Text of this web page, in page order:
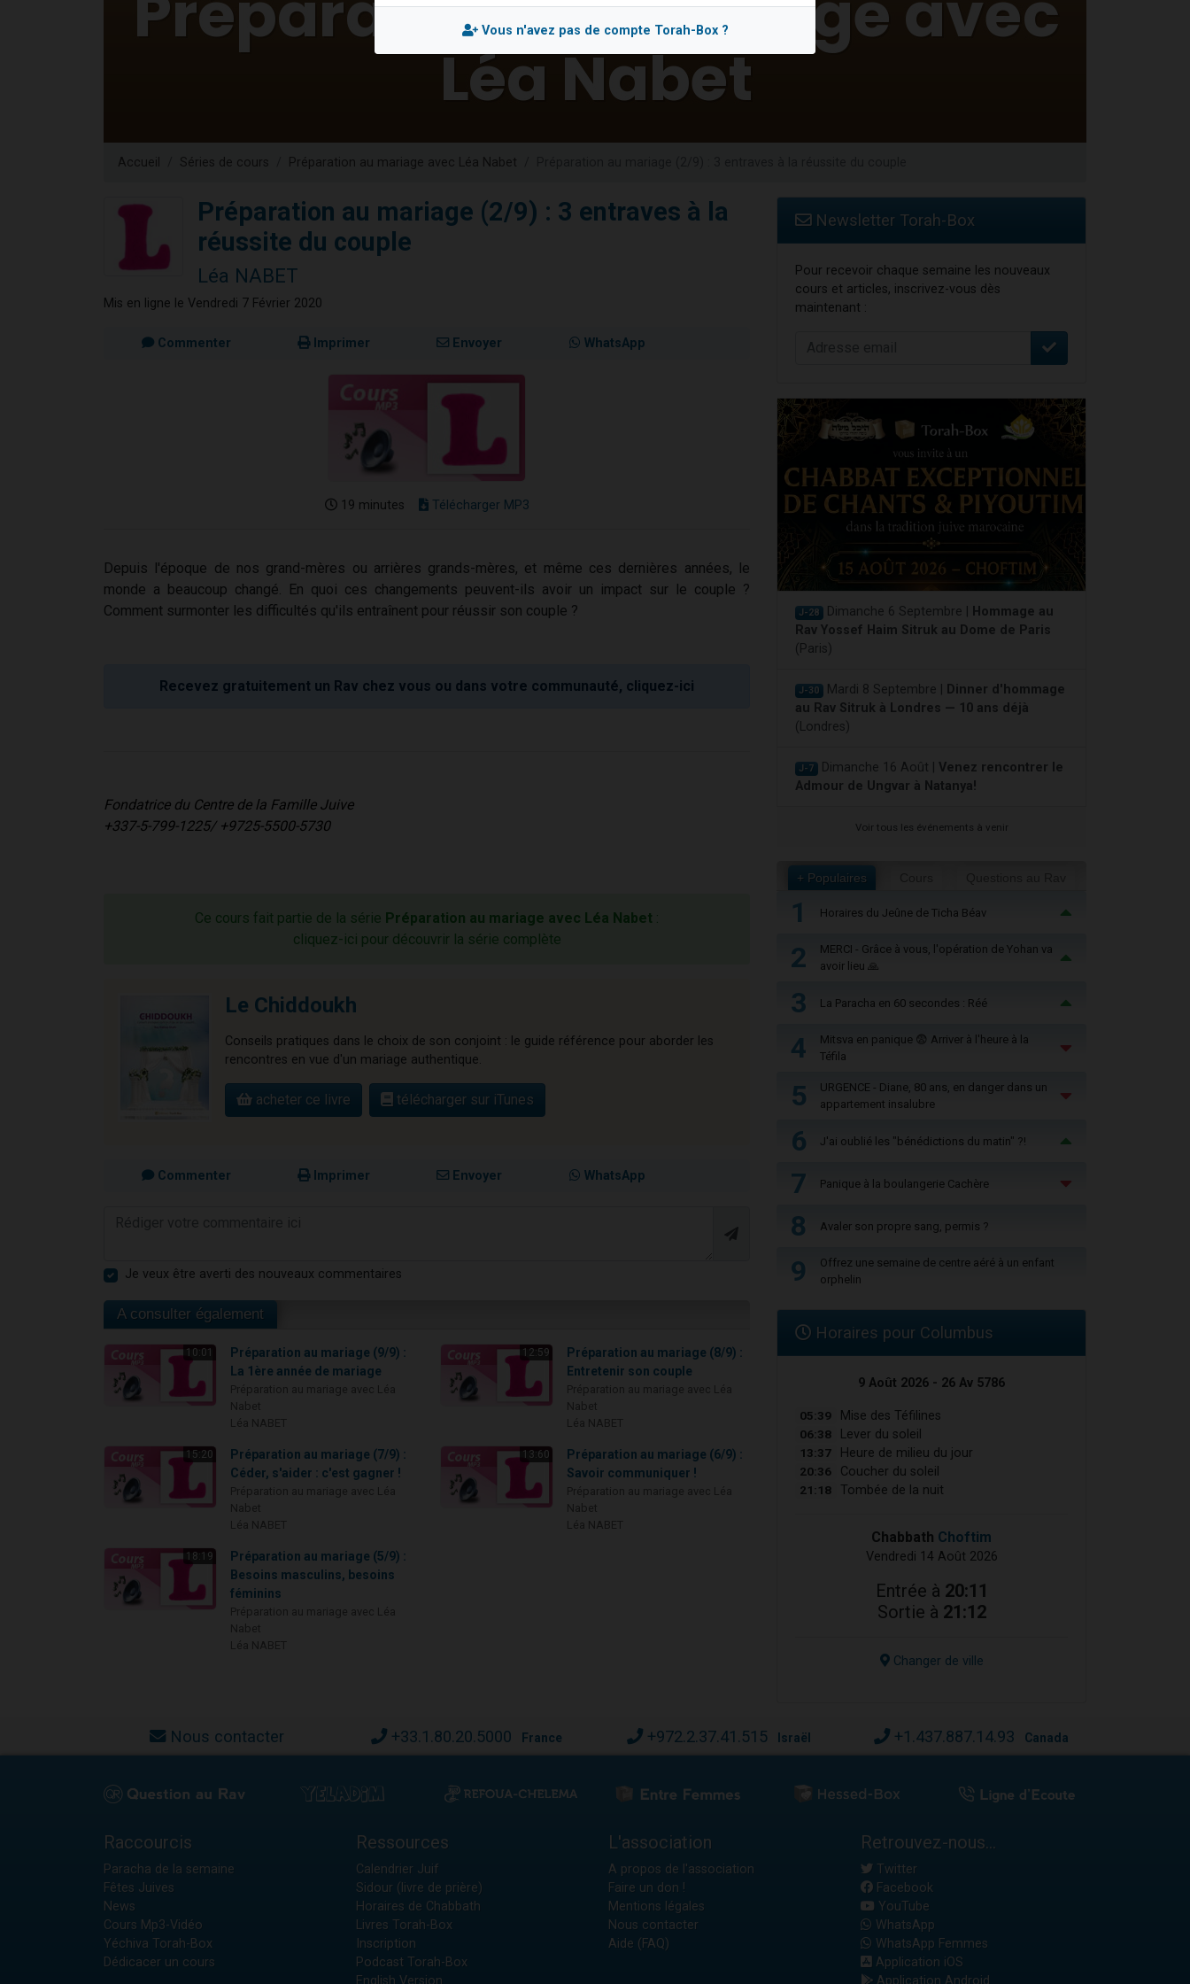
17 personnes viennent de demander une bénédiction
Il reste 49 places pour étudier en groupe sur Zoom
Eva vient de donner son Maasser
Accueil Séries de cours Préparation au mariage avec Léa Nabet
Préparation au mariage (2/9) : 3 entraves à la
réussite du couple
Léa NABET
Mis en ligne le Vendredi 7 Février 2020
Commenter Imprimer Envoyer WhatsApp
19 minutes Télécharger MP3
Depuis l'époque de nos grand-mères ou arrières grands-mères, et même ces dernières années, le
monde a beaucoup changé. En quoi ces changements peuvent-ils avoir un impact sur le couple ?
Comment surmonter les difficultés qu'ils entraînent pour réussir son couple ?
Recevez gratuitement un Rav chez vous ou dans votre communauté, cliquez-ici
Fondatrice du Centre de la Famille Juive
+337-5-799-1225/ +9725-5500-5730
Ce cours fait partie de la série Préparation au mariage avec Léa Nabet :
cliquez-ici pour découvrir la série complète
Le Chiddoukh
Conseils pratiques dans le choix de son conjoint : le guide référence pour aborder les
rencontres en vue d'un mariage authentique.
acheter ce livre télécharger sur iTunes
Commenter Imprimer Envoyer WhatsApp
Je veux être averti des nouveaux commentaires
A consulter également
10:01
Préparation au mariage (9/9) :
La 1ère année de mariage
12:59
Préparation au mariage (8/9) :
Entretenir son couple
15:20
Préparation au mariage (7/9) :
Céder, s'aider : c'est gagner !
13:60
Préparation au mariage (6/9) :
Savoir communiquer !
18:19
Préparation au mariage (5/9) :
Besoins masculins, besoins
féminins
Newsletter Torah-Box
Pour recevoir chaque semaine les nouveaux
cours et articles, inscrivez-vous dès
maintenant :
J-28 Dimanche 6 Septembre |
Hommage au
Rav Yossef Haim Sitruk au Dome de Paris
(Paris)
J-30 Mardi 8 Septembre |
Dinner d'hommage
au Rav Sitruk à Londres — 10 ans déjà
(Londres)
J-7 Dimanche 16 Août | Venez rencontrer le
Admour de Ungvar à Natanya!
Voir tous les événements à venir
+ Populaires
1 Horaires du Jeûne de Ticha Béav
2
MERCI - Grâce à vous, l'opération de Yohan va
avoir lieu 🙏
3 La Paracha en 60 secondes : Réé
4
Mitsva en panique 😨 Arriver à l'heure à la
Téfila
5
URGENCE - Diane, 80 ans, en danger dans un
appartement insalubre
6 J'ai oublié les "bénédictions du matin" ?!
7 Panique à la boulangerie Cachère
8 Avaler son propre sang, permis ?
9
Offrez une semaine de centre aéré à un enfant
orphelin
Horaires pour Columbus
9 Août 2026 - 26 Av 5786
05:39 Mise des Téfilines
06:38 Lever du soleil
13:37 Heure de milieu du jour
20:36 Coucher du soleil
21:18 Tombée de la nuit
Chabbath Choftim
Vendredi 14 Août 2026
Entrée à 20:11
Sortie à 21:12
Changer de ville
Nous contacter +33.1.80.20.5000 France +972.2.37.41.515 Israël +1.437.887.14.93 Canada
Raccourcis
Paracha de la semaine
Fêtes Juives
News
Cours Mp3-Vidéo
Yéchiva Torah-Box
Dédicacer un cours
Ressources
Calendrier Juif
Sidour (livre de prière)
Horaires de Chabbath
Livres Torah-Box
Inscription
Podcast Torah-Box
English Version
L'association
A propos de l'association
Faire un don !
Mentions légales
Nous contacter
Aide (FAQ)
Retrouvez-nous...
Twitter
Facebook
YouTube
WhatsApp
WhatsApp Femmes
Application iOS
Application Android
Vous n'avez pas de compte Torah-Box ?